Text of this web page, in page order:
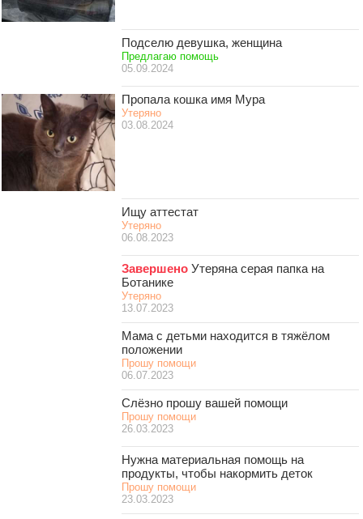
Подселю девушка, женщина
Предлагаю помощь
05.09.2024
Пропала кошка имя Мура
Утеряно
03.08.2024
Ищу аттестат
Утеряно
06.08.2023
Завершено Утеряна серая папка на
Ботанике
Утеряно
13.07.2023
Мама с детьми находится в тяжёлом
положении
Прошу помощи
06.07.2023
Слёзно прошу вашей помощи
Прошу помощи
26.03.2023
Нужна материальная помощь на
продукты, чтобы накормить деток
Прошу помощи
23.03.2023